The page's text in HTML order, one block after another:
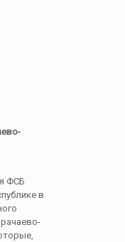
ФСБ
в